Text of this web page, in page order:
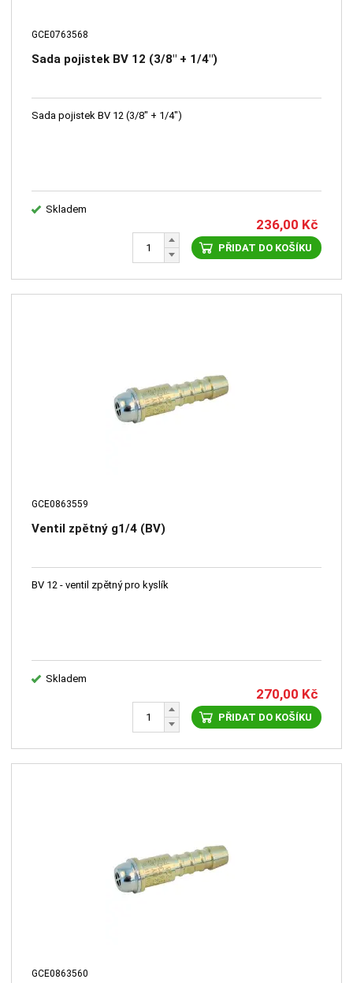
GCE0763568
Sada pojistek BV 12 (3/8" + 1/4")
Sada pojistek BV 12 (3/8" + 1/4")
Skladem
236,00 Kč
PŘIDAT DO KOŠÍKU
GCE0863559
Ventil zpětný g1/4 (BV)
BV 12 - ventil zpětný pro kyslík
Skladem
270,00 Kč
PŘIDAT DO KOŠÍKU
GCE0863560